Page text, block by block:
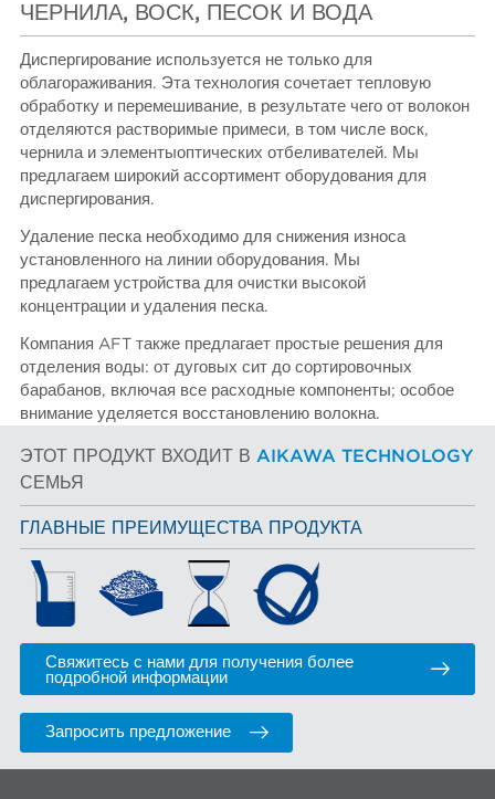
ЧЕРНИЛА, ВОСК, ПЕСОК И ВОДА
Диспергирование используется не только для
облагораживания. Эта технология сочетает тепловую
обработку и перемешивание, в результате чего от волокон
отделяются растворимые примеси, в том числе воск,
чернила и элементыоптических отбеливателей. Мы
предлагаем широкий ассортимент оборудования для
диспергирования.
Удаление песка необходимо для снижения износа
установленного на линии оборудования. Мы
предлагаем устройства для очистки высокой
концентрации и удаления песка.
Компания AFT также предлагает простые решения для
отделения воды: от дуговых сит до сортировочных
барабанов, включая все расходные компоненты; особое
внимание уделяется восстановлению волокна.
ЭТОТ ПРОДУКТ ВХОДИТ В AIKAWA TECHNOLOGY
СЕМЬЯ
ГЛАВНЫЕ ПРЕИМУЩЕСТВА ПРОДУКТА
Свяжитесь с нами для получения более
подробной информации
Запросить предложение